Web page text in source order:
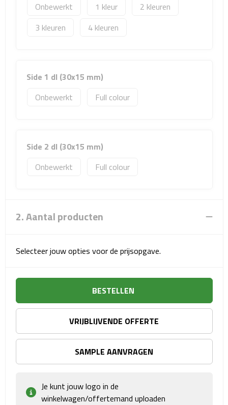
Sport- & Recreatietassen
Sporttassen
Fietstassen
Reizen
Reisbekers
Opbergtasjes
Koffersloten
Bagageweegschalen
Bagageriemen
Onbewerkt
1
2
3
4
Side 1 dl (30x15 mm)
Onbewerkt
Full colour
Side 2 dl (30x15 mm)
Onbewerkt
Full colour
2. Aantal producten
Selecteer jouw opties voor de prijsopgave.
BESTELLEN
VRIJBLIJVENDE OFFERTE
SAMPLE AANVRAGEN
Je kunt jouw logo in de
winkelwagen/offertemand uploaden